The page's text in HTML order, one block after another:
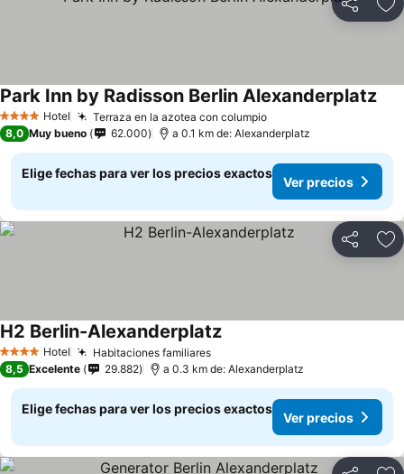
Compartir
4 EstrellasHotel Terraza en la azotea con columpio
Park Inn by Radisson Berlin Alexanderplatz
8,0 Muy bueno 62.000 a 0.1 km de: Alexanderplatz
Elige fechas para ver los precios exactos
Ver precios
Compartir
4 EstrellasHotel Habitaciones familiares
H2 Berlin-Alexanderplatz
8,5 Excelente 29.882 a 0.3 km de: Alexanderplatz
Elige fechas para ver los precios exactos
Ver precios